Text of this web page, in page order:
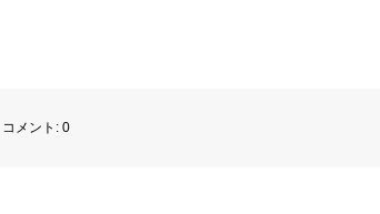
コメント: 0